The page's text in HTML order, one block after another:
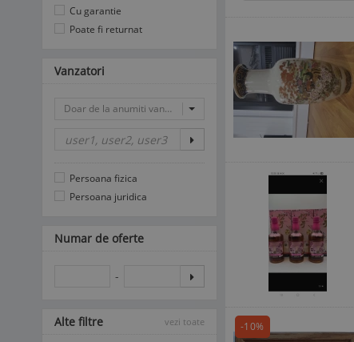
-10%
Cu garantie
Poate fi returnat
Vanzatori
Doar de la anumiti vanzatori
Persoana fizica
Persoana juridica
Numar de oferte
-
Alte filtre vezi toate